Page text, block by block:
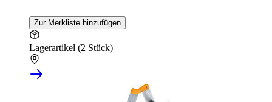
Zur Merkliste hinzufügen
Lagerartikel (2 Stück)